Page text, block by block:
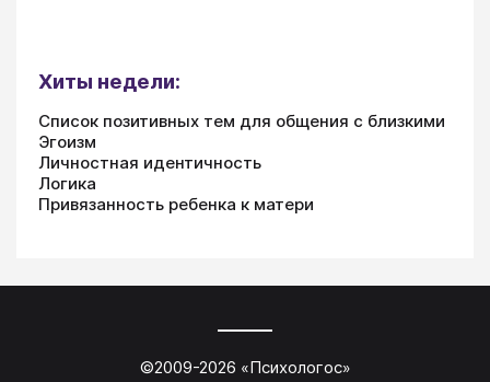
Хиты недели:
Список позитивных тем для общения с близкими
Эгоизм
Личностная идентичность
Логика
Привязанность ребенка к матери
©2009-2026 «Психологос»